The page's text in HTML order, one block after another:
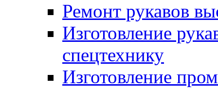
Ремонт рукавов
Изготовление
спецтехнику
Изготовление